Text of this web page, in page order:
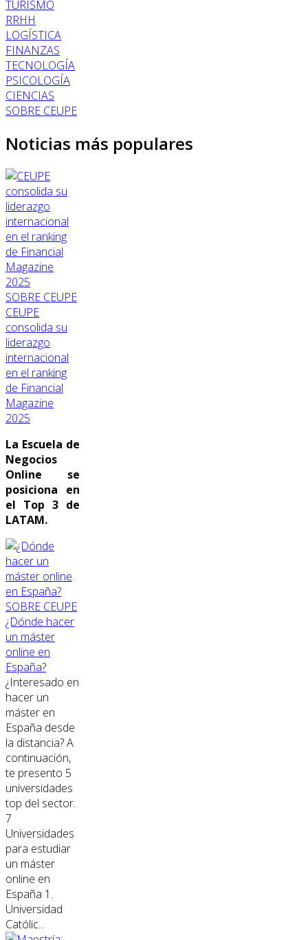
TURISMO
RRHH
LOGÍSTICA
FINANZAS
TECNOLOGÍA
PSICOLOGÍA
CIENCIAS
SOBRE CEUPE
Noticias más populares
SOBRE CEUPE
CEUPE
consolida su
liderazgo
internacional
en el ranking
de Financial
Magazine
2025
La Escuela de
Negocios
Online se
posiciona en
el Top 3 de
LATAM.
SOBRE CEUPE
¿Dónde hacer
un máster
online en
España?
¿Interesado en
hacer un
máster en
España desde
la distancia? A
continuación,
te presento 5
universidades
top del sector.
7
Universidades
para estudiar
un máster
online en
España 1.
Universidad
Católic...